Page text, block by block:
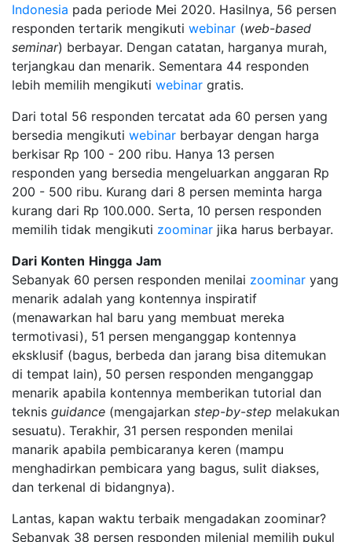
Indonesia pada periode Mei 2020. Hasilnya, 56 persen
responden tertarik mengikuti webinar (web-based
seminar) berbayar. Dengan catatan, harganya murah,
terjangkau dan menarik. Sementara 44 responden
lebih memilih mengikuti webinar gratis.
Dari total 56 responden tercatat ada 60 persen yang
bersedia mengikuti webinar berbayar dengan harga
berkisar Rp 100 - 200 ribu. Hanya 13 persen
responden yang bersedia mengeluarkan anggaran Rp
200 - 500 ribu. Kurang dari 8 persen meminta harga
kurang dari Rp 100.000. Serta, 10 persen responden
memilih tidak mengikuti zoominar jika harus berbayar.
Dari Konten Hingga Jam
Sebanyak 60 persen responden menilai zoominar yang
menarik adalah yang kontennya inspiratif
(menawarkan hal baru yang membuat mereka
termotivasi), 51 persen menganggap kontennya
eksklusif (bagus, berbeda dan jarang bisa ditemukan
di tempat lain), 50 persen responden menganggap
menarik apabila kontennya memberikan tutorial dan
teknis guidance (mengajarkan step-by-step melakukan
sesuatu). Terakhir, 31 persen responden menilai
manarik apabila pembicaranya keren (mampu
menghadirkan pembicara yang bagus, sulit diakses,
dan terkenal di bidangnya).
Lantas, kapan waktu terbaik mengadakan zoominar?
Sebanyak 38 persen responden milenial memilih pukul